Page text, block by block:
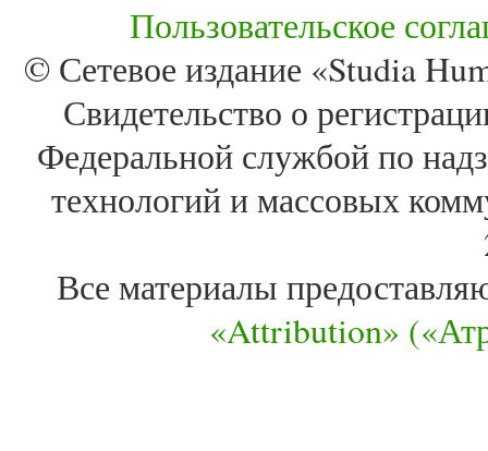
Пользовательское
© Сетевое издание «Studia
Свидетельство о
Федеральной службой по
технологий и массовых
Все материалы
«Attribution»